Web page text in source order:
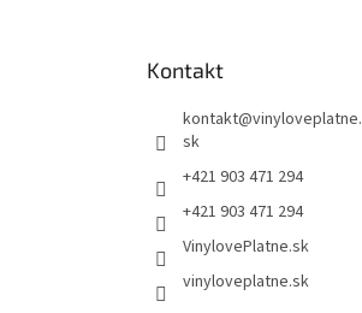
Kontakt
kontakt@vinyloveplatne.
sk
+421 903 471 294
+421 903 471 294
VinylovePlatne.sk
vinyloveplatne.sk